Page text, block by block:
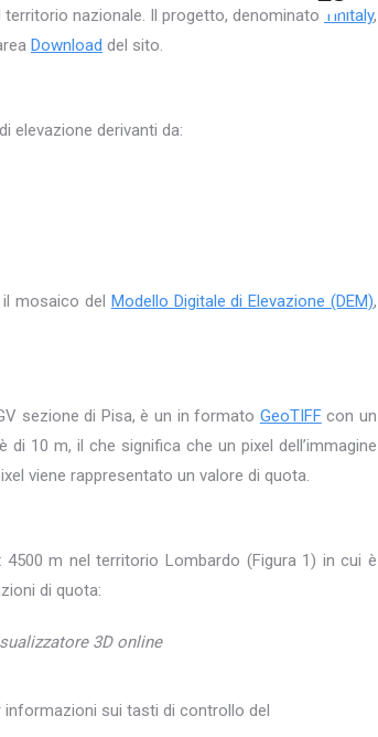
nazionale. Il progetto, denominato Tinitaly,
Download del sito.
elevazione derivanti da:
mosaico del Modello Digitale di Elevazione (DEM),
sezione di Pisa, è un in formato GeoTIFFcon un
10 m, il che significa che un pixel dell’immagine
viene rappresentato un valore di quota.
m nel territorio Lombardo (Figura 1) in cui è
di quota:
3D online
sui tasti di controllo del